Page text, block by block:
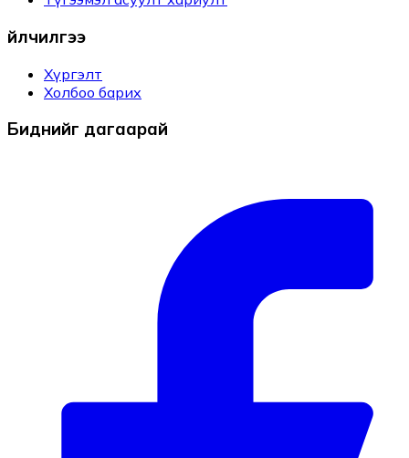
Үйлчилгээ
Хүргэлт
Холбоо барих
Биднийг дагаарай